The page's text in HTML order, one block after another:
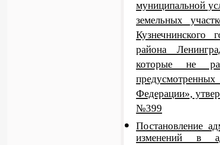
муниципальной
земельных
Кузнечнинского
района
которые не
Федерации»,
№399
Постановление
изменений в